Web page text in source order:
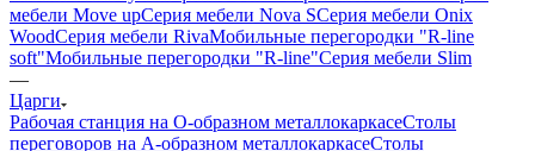
мебели Move upСерия мебели Nova SСерия мебели Onix
WoodСерия мебели RivaМобильные перегородки "R-line
soft"Мобильные перегородки "R-line"Серия мебели Slim
—
Царги
Рабочая станция на О-образном металлокаркасеСтолы
переговоров на А-образном металлокаркасеСтолы